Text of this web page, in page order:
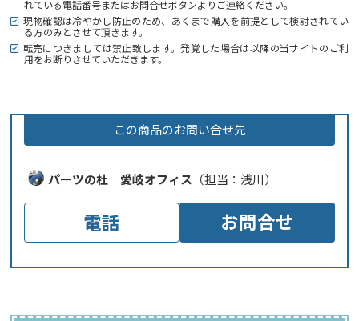
れている電話番号またはお問合せボタンよりご連絡ください。
現物確認は冷やかし防止のため、あくまで購入を前提として検討されてい
る方のみとさせて頂きます。
転売につきましては禁止致します。発覚した場合は以降の当サイトのご利
用をお断りさせていただきます。
この商品のお問い合せ先
パーツの杜 愛岐オフィス （担当：浅川）
電話 お問合せ